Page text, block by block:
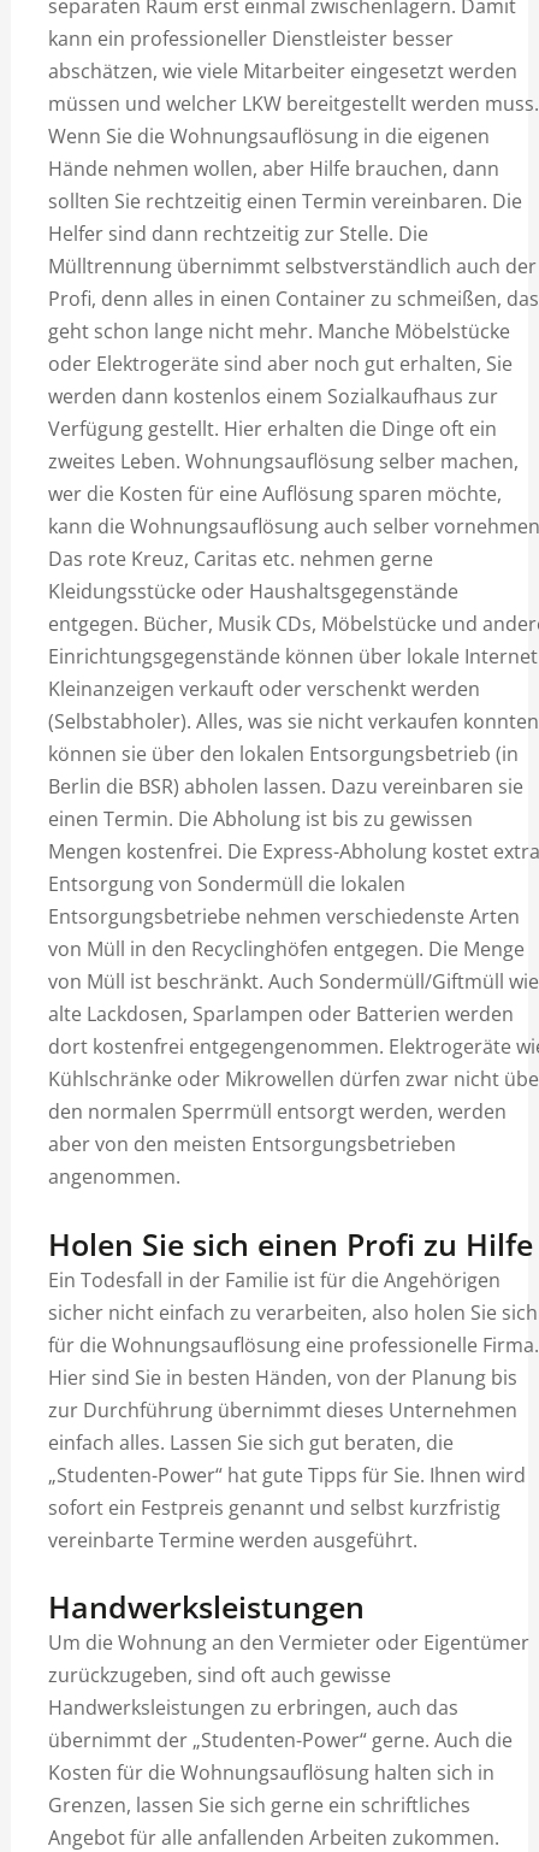
separaten Raum erst einmal zwischenlagern. Damit
kann ein professioneller Dienstleister besser
abschätzen, wie viele Mitarbeiter eingesetzt werden
müssen und welcher LKW bereitgestellt werden muss.
Wenn Sie die Wohnungsauflösung in die eigenen
Hände nehmen wollen, aber Hilfe brauchen, dann
sollten Sie rechtzeitig einen Termin vereinbaren. Die
Helfer sind dann rechtzeitig zur Stelle. Die
Mülltrennung übernimmt selbstverständlich auch der
Profi, denn alles in einen Container zu schmeißen, das
geht schon lange nicht mehr. Manche Möbelstücke
oder Elektrogeräte sind aber noch gut erhalten, Sie
werden dann kostenlos einem Sozialkaufhaus zur
Verfügung gestellt. Hier erhalten die Dinge oft ein
zweites Leben. Wohnungsauflösung selber machen,
wer die Kosten für eine Auflösung sparen möchte,
kann die Wohnungsauflösung auch selber
Das rote Kreuz, Caritas etc. nehmen gerne
Kleidungsstücke oder Haushaltsgegenstände
entgegen. Bücher, Musik CDs, Möbelstücke und
Einrichtungsgegenstände können über lokale Internet
Kleinanzeigen verkauft oder verschenkt werden
(Selbstabholer). Alles, was sie nicht verkaufen
können sie über den lokalen Entsorgungsbetrieb (in
Berlin die BSR) abholen lassen. Dazu vereinbaren sie
einen Termin. Die Abholung ist bis zu gewissen
Mengen kostenfrei. Die Express-Abholung kostet
Entsorgung von Sondermüll die lokalen
Entsorgungsbetriebe nehmen verschiedenste Arten
von Müll in den Recyclinghöfen entgegen. Die Menge
von Müll ist beschränkt. Auch Sondermüll/Giftmüll wie
alte Lackdosen, Sparlampen oder Batterien werden
dort kostenfrei entgegengenommen. Elektrogeräte
Kühlschränke oder Mikrowellen dürfen zwar nicht
den normalen Sperrmüll entsorgt werden, werden
aber von den meisten Entsorgungsbetrieben
angenommen.
Holen Sie sich einen Profi zu Hilfe
Ein Todesfall in der Familie ist für die Angehörigen
sicher nicht einfach zu verarbeiten, also holen Sie sich
für die Wohnungsauflösung eine professionelle Firma.
Hier sind Sie in besten Händen, von der Planung bis
zur Durchführung übernimmt dieses Unternehmen
einfach alles. Lassen Sie sich gut beraten, die
„Studenten-Power“ hat gute Tipps für Sie. Ihnen wird
sofort ein Festpreis genannt und selbst kurzfristig
vereinbarte Termine werden ausgeführt.
Handwerksleistungen
Um die Wohnung an den Vermieter oder Eigentümer
zurückzugeben, sind oft auch gewisse
Handwerksleistungen zu erbringen, auch das
übernimmt der „Studenten-Power“ gerne. Auch die
Kosten für die Wohnungsauflösung halten sich in
Grenzen, lassen Sie sich gerne ein schriftliches
Angebot für alle anfallenden Arbeiten zukommen.